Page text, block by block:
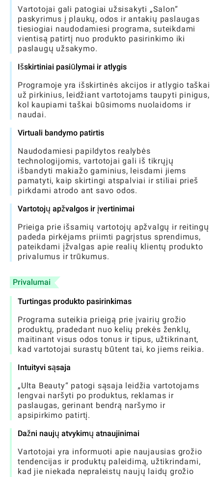
Vartotojai gali patogiai užsisakyti „Salon“
paskyrimus į plaukų, odos ir antakių paslaugas
tiesiogiai naudodamiesi programa, suteikdami
vientisą patirtį nuo produkto pasirinkimo iki
paslaugų užsakymo.
Išskirtiniai pasiūlymai ir atlygis
Programoje yra išskirtinės akcijos ir atlygio taškai
už pirkinius, leidžiant vartotojams taupyti pinigus,
kol kaupiami taškai būsimoms nuolaidoms ir
naudai.
Virtuali bandymo patirtis
Naudodamiesi papildytos realybės
technologijomis, vartotojai gali iš tikrųjų
išbandyti makiažo gaminius, leisdami jiems
pamatyti, kaip skirtingi atspalviai ir stiliai prieš
pirkdami atrodo ant savo odos.
Vartotojų apžvalgos ir įvertinimai
Prieiga prie išsamių vartotojų apžvalgų ir reitingų
padeda pirkėjams priimti pagrįstus sprendimus,
pateikdami įžvalgas apie realių klientų produkto
privalumus ir trūkumus.
Privalumai
Turtingas produkto pasirinkimas
Programa suteikia prieigą prie įvairių grožio
produktų, pradedant nuo kelių prekės ženklų,
maitinant visus odos tonus ir tipus, užtikrinant,
kad vartotojai surastų būtent tai, ko jiems reikia.
Intuityvi sąsaja
„Ulta Beauty“ patogi sąsaja leidžia vartotojams
lengvai naršyti po produktus, reklamas ir
paslaugas, gerinant bendrą naršymo ir
apsipirkimo patirtį.
Dažni naujų atvykimų atnaujinimai
Vartotojai yra informuoti apie naujausias grožio
tendencijas ir produktų paleidimą, užtikrindami,
kad jie niekada nepraleistų naujų laidų grožio